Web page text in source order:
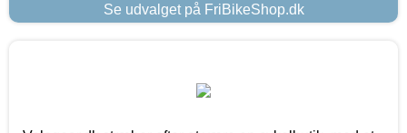
Se udvalget på FriBikeShop.dk